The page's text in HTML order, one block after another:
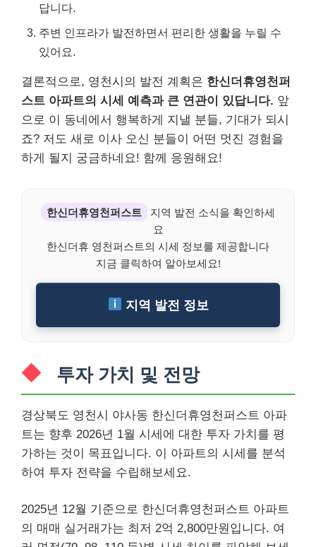
답니다.
주변 인프라가 발전하면서 편리한 생활을 누릴 수
있어요.
결론적으로, 영천시의 발전 계획은 한신더휴영천퍼
스트 아파트의 시세 예측과 큰 연관이 있답니다. 앞
으로 이 동네에서 행복하게 지낼 분들, 기대가 되시
죠? 저도 새로 이사 오신 분들이 어떤 멋진 경험을
하게 될지 궁금하네요! 함께 응원해요!
한신더휴영천퍼스트
지역 발전 소식을 확인하세
요
한신더휴 영천퍼스트의 시세 정보를 제공합니다
지금 클릭하여 알아보세요!
지역 발전 정보
투자 가치 및 전망
경상북도 영천시 야사동 한신더휴영천퍼스트 아파
트는 향후 2026년 1월 시세에 대한 투자 가치를 평
가하는 것이 목표입니다. 이 아파트의 시세를 분석
하여 투자 전략을 수립해보세요.
2025년 12월 기준으로 한신더휴영천퍼스트 아파트
의 매매 실거래가는 최저 2억 2,800만원입니다. 여